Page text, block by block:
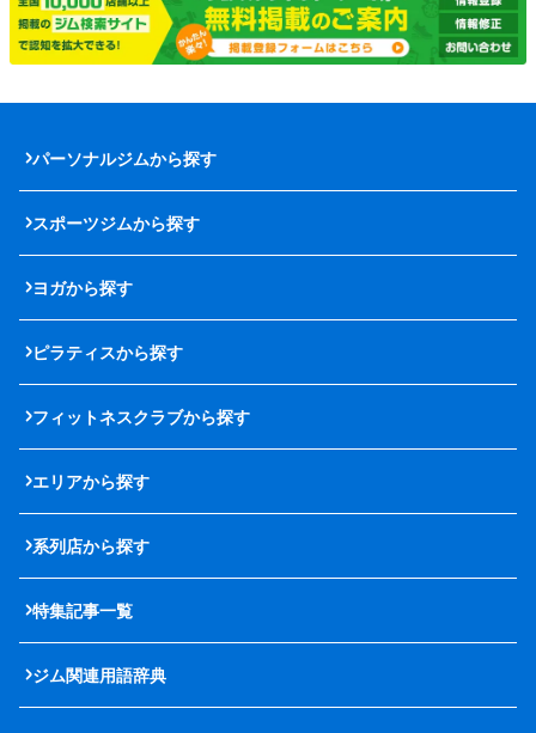
パーソナルジムから探す
スポーツジムから探す
ヨガから探す
ピラティスから探す
フィットネスクラブから探す
エリアから探す
系列店から探す
特集記事一覧
ジム関連用語辞典